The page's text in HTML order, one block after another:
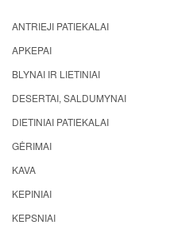
ANTRIEJI PATIEKALAI
APKEPAI
BLYNAI IR LIETINIAI
DESERTAI, SALDUMYNAI
DIETINIAI PATIEKALAI
GĖRIMAI
KAVA
KEPINIAI
KEPSNIAI